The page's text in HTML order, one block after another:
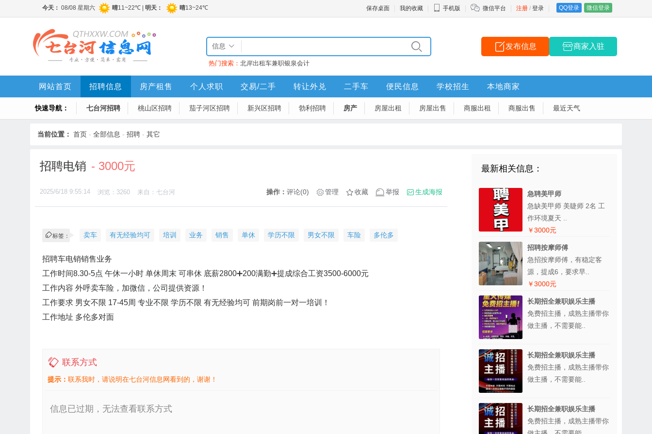
注册 / 登录 QQ登录 微信登录
保存桌面 我的收藏 手机版 微信平台
信息
热门搜索： 北岸出租车兼职银泉会计
发布信息 商家入驻
网站首页 招聘信息 房产租售 个人求职 交易/二手 转让外兑 二手车 便民信息 学校招生 本地商家
快速导航： 七台河招聘 桃山区招聘 茄子河区招聘 新兴区招聘 勃利招聘 房产 房屋出租 房屋出售 商服出租 商服出售 最近天气
当前位置： 首页 - 全部信息 - 招聘 - 其它
招聘电销 - 3000元
2025/6/18 9:55:14 浏览：3260 来自：七台河 操作： 评论(0) 管理 收藏 举报 生成海报
标签： 卖车 有无经验均可 培训 业务 销售 单休 学历不限 男女不限 车险 多伦多
招聘车电销销售业务
工作时间8.30-5点 午休一小时 单休周末 可串休 底薪2800➕200满勤➕提成综合工资3500-6000元
工作内容 外呼卖车险，加微信，公司提供资源！
工作要求 男女不限 17-45周 专业不限 学历不限 有无经验均可 前期岗前一对一培训！
工作地址 多伦多对面
联系方式
提示： 联系我时，请说明在七台河信息网看到的，谢谢！
信息已过期，无法查看联系方式
最新相关信息：
急聘美甲师
急缺美甲师 美睫师 2名 工
作环境夏天 ..
￥3000元
招聘按摩师傅
急招按摩师傅，有稳定客
源，提成6，要求早..
￥3000元
长期招全兼职娱乐主播
免费招主播，成熟主播带你
做主播，不需要能..
长期招全兼职娱乐主播
免费招主播，成熟主播带你
做主播，不需要能..
长期招全兼职娱乐主播
免费招主播，成熟主播带你